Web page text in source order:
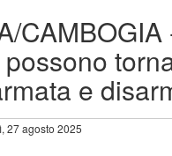
e
27 agosto 2025